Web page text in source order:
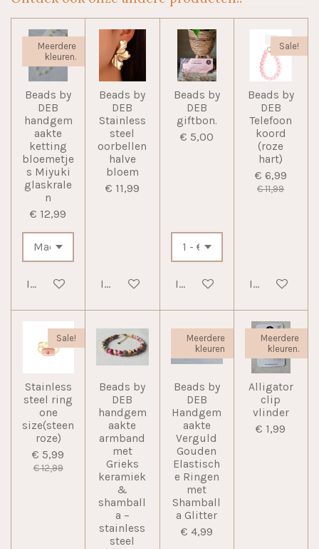
Meerdere
kleuren.
Beads by
DEB
handgem
aakte
ketting
bloemetje
s Miyuki
glaskrale
n
€ 12,99
In winkelwagen
Beads by
DEB
Stainless
steel
oorbellen
halve
bloem
€ 11,99
In winkelwagen
Beads by
DEB
giftbon.
€ 5,00
In winkelwagen
Sale!
Beads by
DEB
Telefoon
koord
(roze
hart)
€ 6,99
€ 11,99
In
Sale!
Stainless
steel ring
one
size(steen
roze)
€ 5,99
€ 12,99
Beads by
DEB
handgem
aakte
armband
met
Grieks
keramiek
&
shamball
a –
stainless
steel
Meerdere
kleuren
Beads by
DEB
Handgem
aakte
Verguld
Gouden
Elastisch
e Ringen
met
Shamball
a Glitter
€ 4,99
Meerdere
kleuren.
Alligator
clip
vlinder
€ 1,99